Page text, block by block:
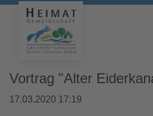
Vortrag "Alter
17.03.2020 17:19